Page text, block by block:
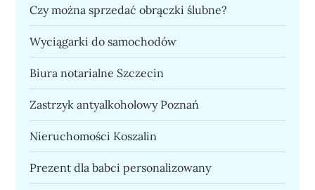
Czy można sprzedać obrączki ślubne?
Wyciągarki do samochodów
Biura notarialne Szczecin
Zastrzyk antyalkoholowy Poznań
Nieruchomości Koszalin
Prezent dla babci personalizowany